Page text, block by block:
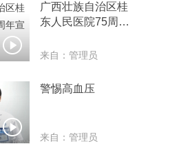

广西壮族自治区桂
东人民医院75周年
来自：管理员

警惕高血压
来自：管理员